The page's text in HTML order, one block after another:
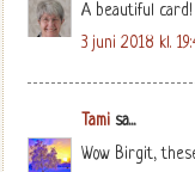
A beautiful card!
3 juni 2018 kl.
Tami sa...
Wow Birgit,